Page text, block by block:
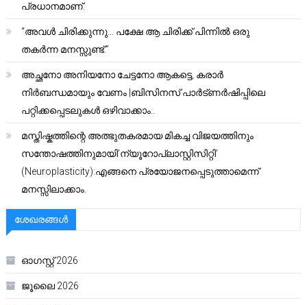
പ്രധാനമാണ്.
“അവൾ ചിരിക്കുന്നു… പക്ഷേ ആ ചിരിക്ക് പിന്നിൽ ഒരു
തകർന്ന മനസ്സുണ്ട്.”
അച്ഛനോ അനിയനോ ചേട്ടനോ ആകട്ടെ, കരാർ
നിർബന്ധമായും വേണം |ബിസിനസ് പാർട്ണർഷിപ്പിലെ
പറ്റിക്കപ്പെടലുകൾ ഒഴിവാക്കാം..
മസ്തിഷ്കത്തിന്റെ അത്ഭുതകരമായ മികച്ച വിജയത്തിനും
സന്തോഷത്തിനുമായി’ന്യൂറോപ്ലാസ്റ്റിസിറ്റി’
(Neuroplasticity):എങ്ങനെ പ്രയോജനപ്പെടുത്താമെന്ന്
മനസ്സിലാക്കാം.
ശേഖരങ്ങൾ
ഓഗസ്റ്റ്‌ 2026
ജൂലൈ 2026